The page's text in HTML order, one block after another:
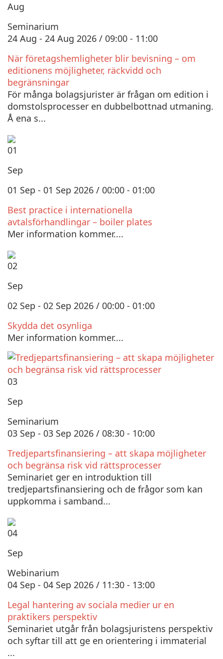
Aug
Seminarium
24 Aug - 24 Aug 2026 / 09:00 - 11:00
När företagshemligheter blir bevisning – om
editionens möjligheter, räckvidd och
begränsningar
För många bolagsjurister är frågan om edition i
domstolsprocesser en dubbelbottnad utmaning.
Å ena s...
01
Sep
01 Sep - 01 Sep 2026 / 00:00 - 01:00
Best practice i internationella
avtalsförhandlingar – boiler plates
Mer information kommer....
02
Sep
02 Sep - 02 Sep 2026 / 00:00 - 01:00
Skydda det osynliga
Mer information kommer....
03
Sep
Seminarium
03 Sep - 03 Sep 2026 / 08:30 - 10:00
Tredjepartsfinansiering – att skapa möjligheter
och begränsa risk vid rättsprocesser
Seminariet ger en introduktion till
tredjepartsfinansiering och de frågor som kan
uppkomma i samband...
04
Sep
Webinarium
04 Sep - 04 Sep 2026 / 11:30 - 13:00
Legal hantering av sociala medier ur en
praktikers perspektiv
Seminariet utgår från bolagsjuristens perspektiv
och syftar till att ge en orientering i immaterial
...